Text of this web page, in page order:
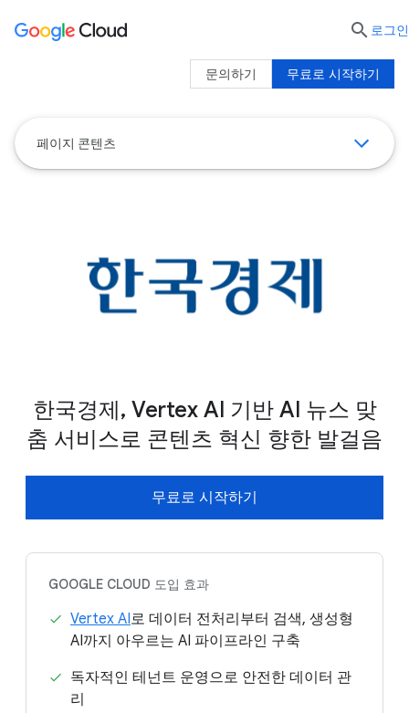
페이지 콘텐츠
한국경제, Vertex AI 기반 AI 뉴스 맞
춤 서비스로 콘텐츠 혁신 향한 발걸음
무료로 시작하기
GOOGLE CLOUD 도입 효과
Vertex AI로 데이터 전처리부터 검색, 생성형
AI까지 아우르는 AI 파이프라인 구축
독자적인 테넌트 운영으로 안전한 데이터 관
리
 로그인
무료로 시작하기
문의하기